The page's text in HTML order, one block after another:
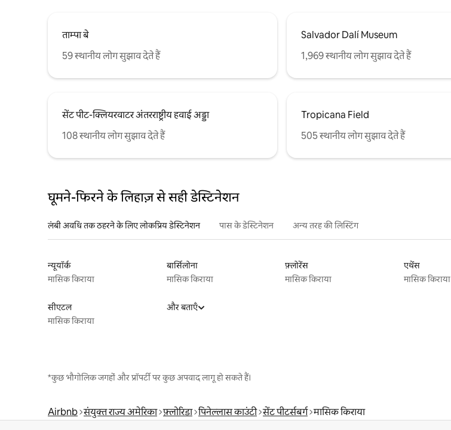
ताम्पा बे
59 स्थानीय लोग सुझाव देते हैं
Salvador Dalí Museum
1,969 स्थानीय लोग सुझाव देते हैं
सेंट पीट-क्लियरवाटर अंतरराष्ट्रीय हवाई अड्डा
108 स्थानीय लोग सुझाव देते हैं
Tropicana Field
505 स्थानीय लोग सुझाव देते हैं
घूमने-फिरने के लिहाज़ से सही डेस्टिनेशन
लंबी अवधि तक ठहरने के लिए लोकप्रिय डेस्टिनेशन पास के डेस्टिनेशन अन्य तरह की लिस्टिंग
न्यूयॉर्क
मासिक किराया
बार्सिलोना
मासिक किराया
फ़्लोरेंस
मासिक किराया
एथेंस
मासिक किराया
सीएटल
मासिक किराया
और बताएँ
*कुछ भौगोलिक जगहों और प्रॉपर्टी पर कुछ अपवाद लागू हो सकते हैं।
Airbnb संयुक्त राज्य अमेरिका फ़्लोरिडा पिनेल्लास काउंटी सेंट पीटर्सबर्ग मासिक किराया